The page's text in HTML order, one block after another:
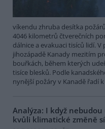
víkendu zhruba desítka
4046 kilometrů čtverečních
dálnice a evakuaci tisíců lidí.
jihozápadě Kanady mezitím
bouřkách, během kterých
tisíce blesků. Podle
nynější požáry v Kanadě řadí
Analýza: I když
kvůli klimatické změně